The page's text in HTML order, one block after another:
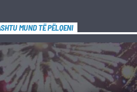
MUND TË PËLQENI